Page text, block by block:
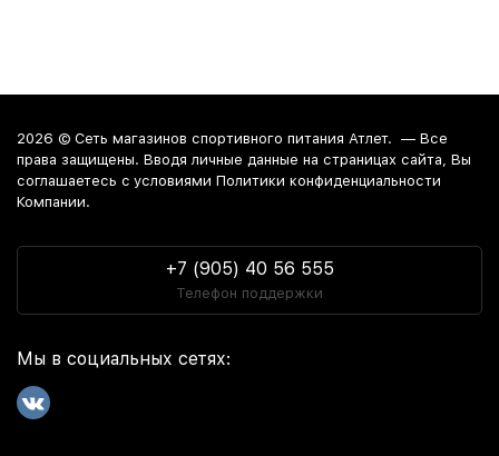
2026 © Сеть магазинов спортивного питания Атлет. — Все
права защищены. Вводя личные данные на страницах сайта, Вы
соглашаетесь c условиями Политики конфиденциальности
Компании.
+7 (905) 40 56 555
Телефон поддержки
Мы в социальных сетях: